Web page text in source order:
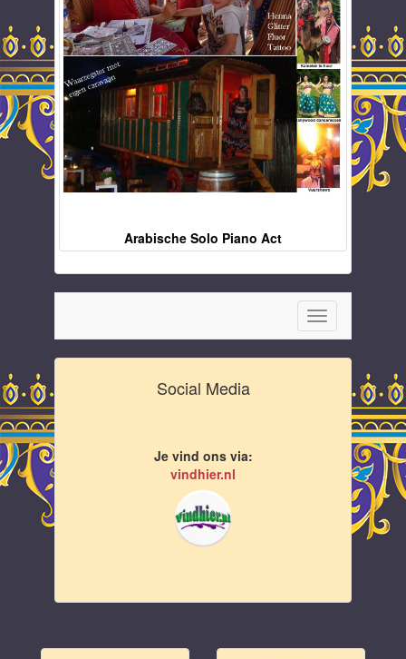
Arabische Solo Piano Act
Toggle
navigation
Social Media
Je vind ons via:
vindhier.nl